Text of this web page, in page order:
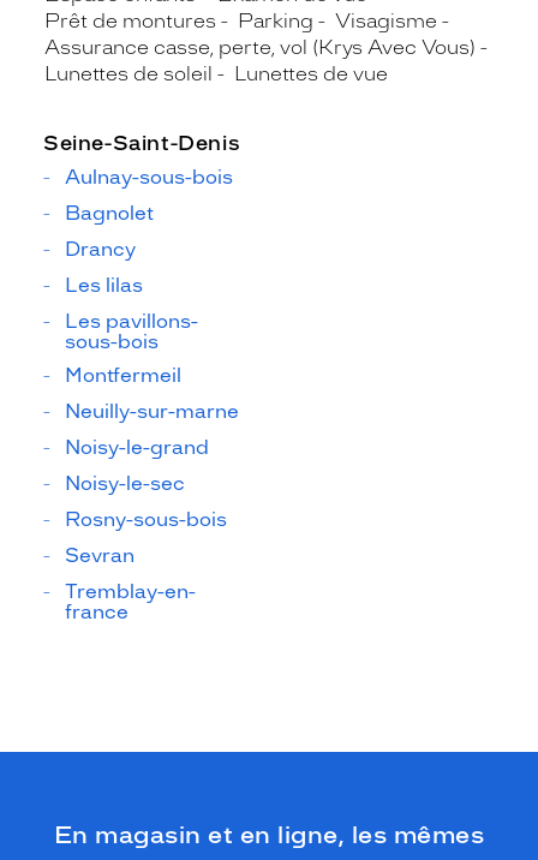
Prêt de montures
Parking
Visagisme
Assurance casse, perte, vol (Krys Avec Vous)
Lunettes de soleil
Lunettes de vue
Seine-Saint-Denis
Aulnay-sous-bois
Bagnolet
Drancy
Les lilas
Les pavillons-
sous-bois
Montfermeil
Neuilly-sur-marne
Noisy-le-grand
Noisy-le-sec
Rosny-sous-bois
Sevran
Tremblay-en-
france
En magasin et en ligne, les mêmes